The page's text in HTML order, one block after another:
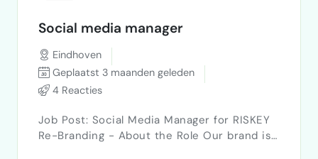
Social media manager
Eindhoven
Geplaatst 3 maanden geleden
4 Reacties
Job Post: Social Media Manager for RISKEY
Re-Branding - About the Role Our brand is